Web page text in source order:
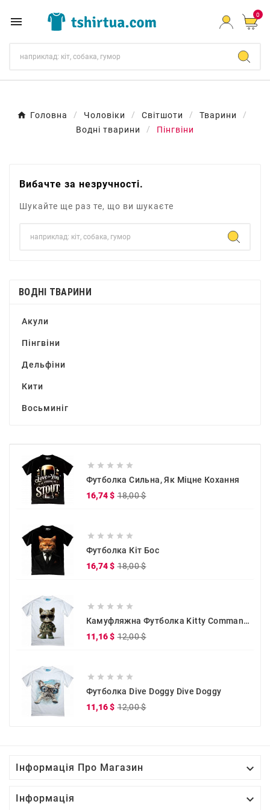
 0
Головна Чоловіки Світшоти
Тварини
Водні тварини
Пінгвіни
Вибачте за незручності.
Шукайте ще раз те, що ви шукаєте
ВОДНІ ТВАРИНИ
Акули
Пінгвіни
Дельфіни
Кити
Восьминіг
    
Футболка Сильна, Як Міцне Кохання
16,74 $ 18,00 $
    
Футболка Кіт Бос
16,74 $ 18,00 $
    
Камуфляжна Футболка Kitty Commander
11,16 $ 12,00 $
    
Футболка Dive Doggy Dive Doggy
11,16 $ 12,00 $
Інформація Про Магазин 
Інформація 